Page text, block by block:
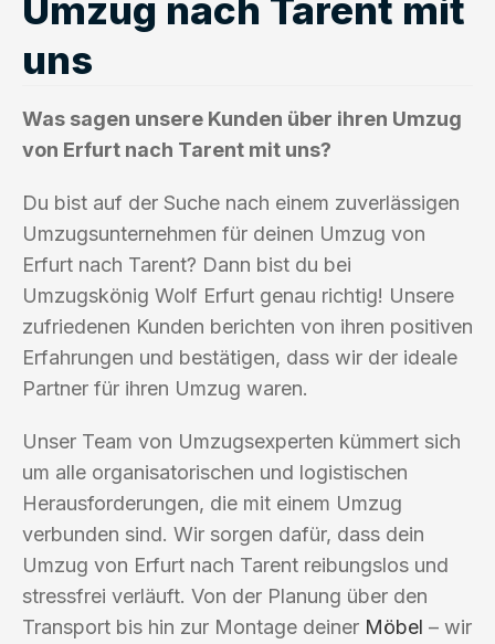
Umzug nach Tarent mit
uns
Was sagen unsere Kunden über ihren Umzug
von Erfurt nach Tarent mit uns?
Du bist auf der Suche nach einem zuverlässigen
Umzugsunternehmen für deinen Umzug von
Erfurt nach Tarent? Dann bist du bei
Umzugskönig Wolf Erfurt genau richtig! Unsere
zufriedenen Kunden berichten von ihren positiven
Erfahrungen und bestätigen, dass wir der ideale
Partner für ihren Umzug waren.
Unser Team von Umzugsexperten kümmert sich
um alle organisatorischen und logistischen
Herausforderungen, die mit einem Umzug
verbunden sind. Wir sorgen dafür, dass dein
Umzug von Erfurt nach Tarent reibungslos und
stressfrei verläuft. Von der Planung über den
Transport bis hin zur Montage deiner Möbel – wir